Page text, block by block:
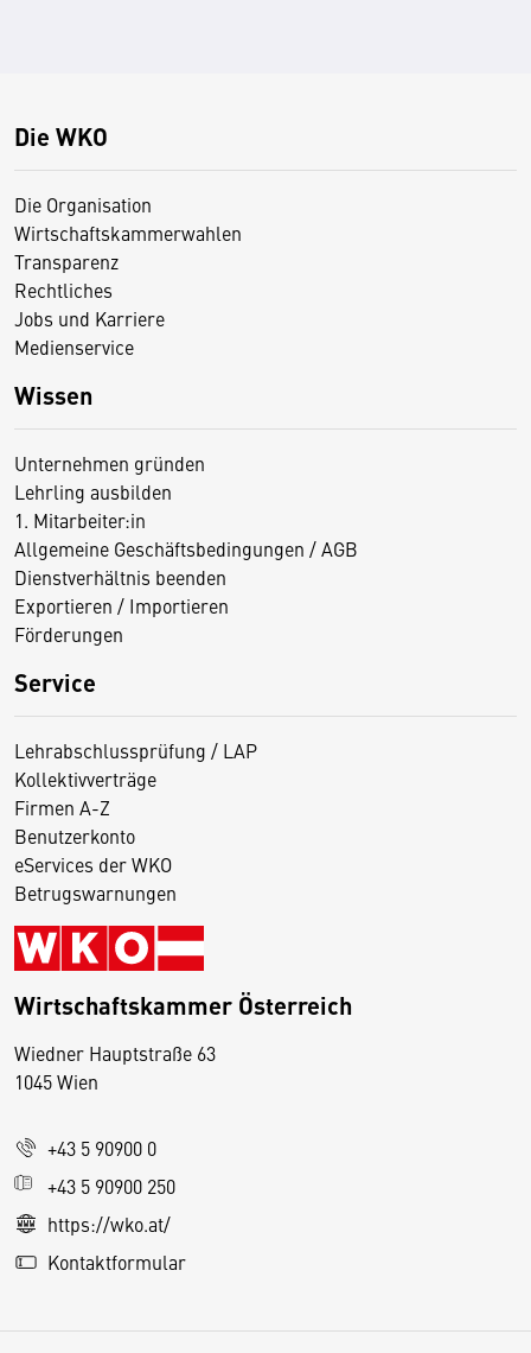
Die WKO
Die Organisation
Wirtschaftskammerwahlen
Transparenz
Rechtliches
Jobs und Karriere
Medienservice
Wissen
Unternehmen gründen
Lehrling ausbilden
1. Mitarbeiter:in
Allgemeine Geschäftsbedingungen / AGB
Dienstverhältnis beenden
Exportieren / Importieren
Förderungen
Service
Lehrabschlussprüfung / LAP
Kollektivverträge
Firmen A-Z
Benutzerkonto
eServices der WKO
Betrugswarnungen
Wirtschaftskammer Österreich
Wiedner Hauptstraße 63
1045 Wien
+43 5 90900 0
+43 5 90900 250
https://wko.at/
Kontaktformular
D
s
e
S
e